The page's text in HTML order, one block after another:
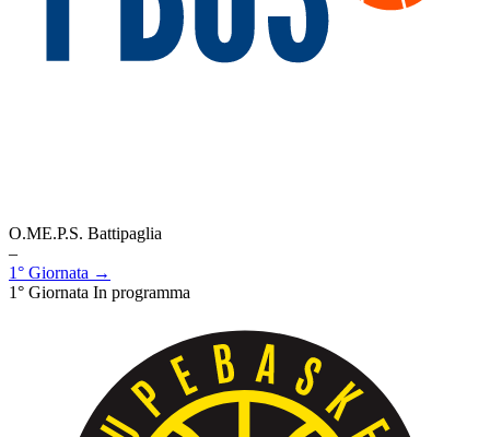
O.ME.P.S. Battipaglia
–
1° Giornata →
1° Giornata In programma